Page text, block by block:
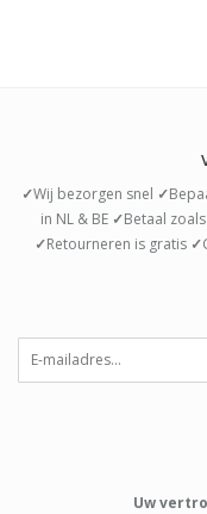
✓Wij bezorgen snel ✓
in NL & BE ✓Betaal
✓Retourneren is gratis ✓
Uw